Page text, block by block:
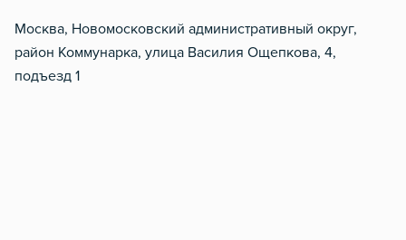
Москва, Новомосковский административный округ,
район Коммунарка, улица Василия Ощепкова, 4,
подъезд 1